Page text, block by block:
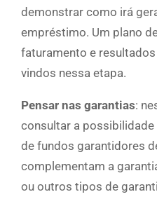
demonstrar como irá
empréstimo. Um plano
faturamento e
vindos nessa etapa.
Pensar nas garantias:
consultar a possibilidade
de fundos garantidores
complementam a
ou outros tipos de